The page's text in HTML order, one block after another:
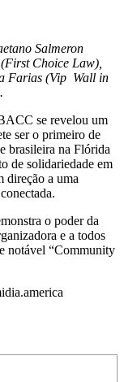
Salmeron
Choice Law),
Farias (Vip Wall in
se revelou um
ser o primeiro de
brasileira na Flórida
de solidariedade em
direção a uma
o poder da
e a todos
notável “Community